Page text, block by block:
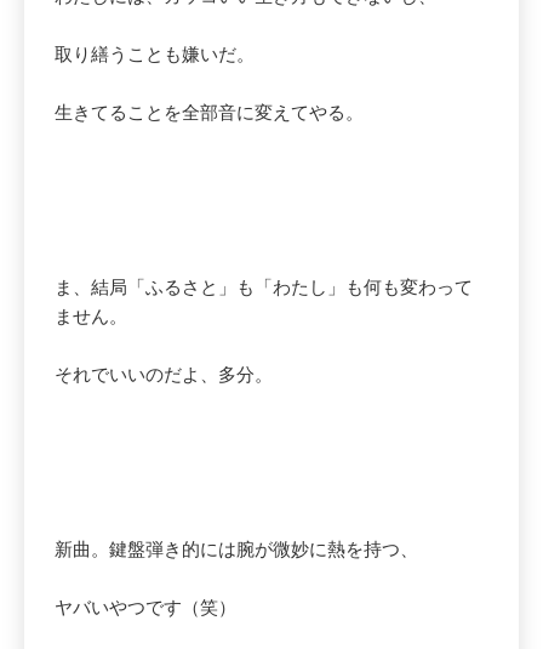
取り繕うことも嫌いだ。
生きてることを全部音に変えてやる。
ま、結局「ふるさと」も「わたし」も何も変わって
ません。
それでいいのだよ、多分。
新曲。鍵盤弾き的には腕が微妙に熱を持つ、
ヤバいやつです（笑）